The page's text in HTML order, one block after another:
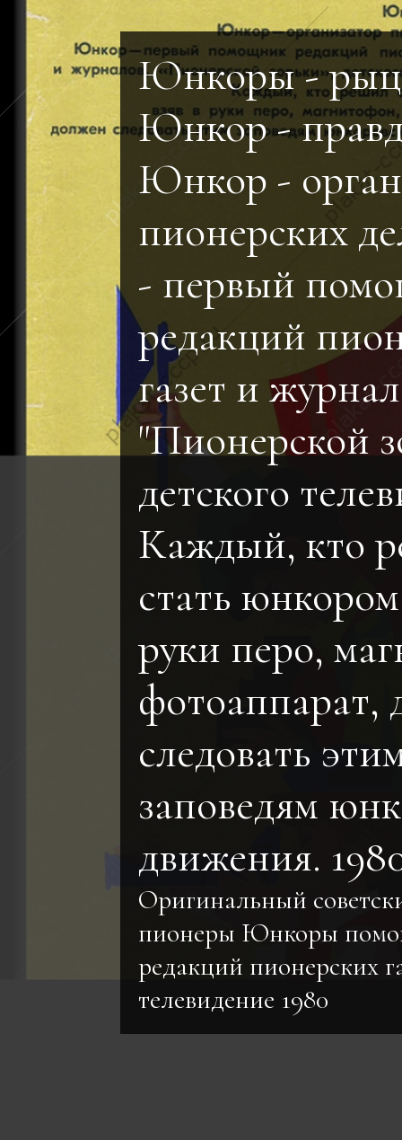
Юнкоры -
Юнкор -
Юнкор -
пионерских
- первый
редакций
газет и
"Пионерской
детского
Каждый, кто
стать
руки перо,
фотоаппарат,
следовать
заповедям
движения.
Оригинальный
пионеры Юнкоры
редакций пионерских
телевидение 1980